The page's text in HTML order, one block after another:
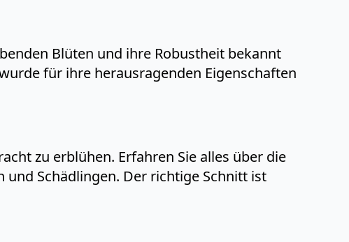
Blüten und ihre Robustheit bekannt
für ihre herausragenden Eigenschaften
zu erblühen. Erfahren Sie alles über die
Schädlingen. Der richtige Schnitt ist